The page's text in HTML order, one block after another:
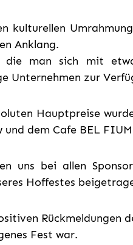
kulturellen
Anklang.
die man sich mit
Unternehmen zur
Hauptpreise
und dem Cafe BEL
uns bei allen
Hoffestes
Rückmeldungen
Fest war.